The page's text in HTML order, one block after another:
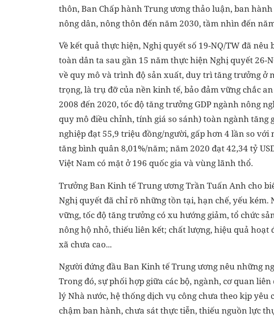
thôn, Ban Chấp hành Trung ương thảo luận, ban
nông dân, nông thôn đến năm 2030, tầm nhìn đến
Về kết quả thực hiện, Nghị quyết số 19-NQ/TW đã
toàn dân ta sau gần 15 năm thực hiện Nghị quyết 26-
về quy mô và trình độ sản xuất, duy trì tăng trưởng ở
trọng, là trụ đỡ của nền kinh tế, bảo đảm vững chắc
2008 đến 2020, tốc độ tăng trưởng GDP ngành nông
quy mô điều chỉnh, tính giá so sánh) toàn ngành tăng
nghiệp đạt 55,9 triệu đồng/người, gấp hơn 4 lần so
tăng bình quân 8,01%/năm; năm 2020 đạt 42,34 tỷ
Việt Nam có mặt ở 196 quốc gia và vùng lãnh thổ.
Trưởng Ban Kinh tế Trung ương Trần Tuấn Anh cho
Nghị quyết đã chỉ rõ những tồn tại, hạn chế, yếu
vững, tốc độ tăng trưởng có xu hướng giảm, tổ chức
nông hộ nhỏ, thiếu liên kết; chất lượng, hiệu quả hoạt
xã chưa cao...
Người đứng đầu Ban Kinh tế Trung ương nêu những
Trong đó, sự phối hợp giữa các bộ, ngành, cơ quan
lý Nhà nước, hệ thống dịch vụ công chưa theo kịp yêu
chậm ban hành, chưa sát thực tiễn, thiếu nguồn lực